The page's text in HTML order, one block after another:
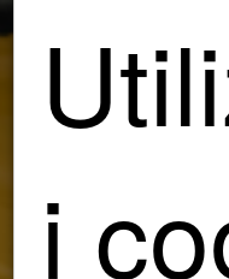
i